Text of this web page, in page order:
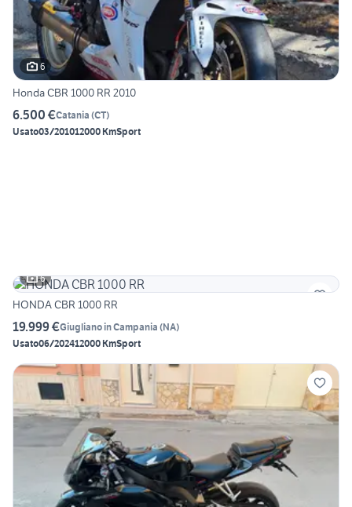
6
Honda CBR 1000 RR 2010
6.500 €Catania (CT)
Usato03/201012000 KmSport
6
HONDA CBR 1000 RR
19.999 €Giugliano in Campania (NA)
Usato06/202412000 KmSport